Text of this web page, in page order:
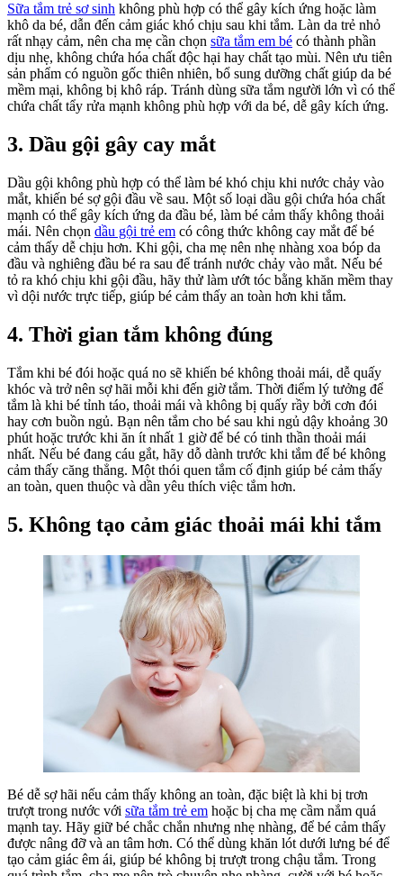
Sữa tắm trẻ sơ sinh không phù hợp có thể gây kích ứng hoặc làm
khô da bé, dẫn đến cảm giác khó chịu sau khi tắm. Làn da trẻ nhỏ
rất nhạy cảm, nên cha mẹ cần chọn sữa tắm em bé có thành phần
dịu nhẹ, không chứa hóa chất độc hại hay chất tạo mùi. Nên ưu tiên
sản phẩm có nguồn gốc thiên nhiên, bổ sung dưỡng chất giúp da bé
mềm mại, không bị khô ráp. Tránh dùng sữa tắm người lớn vì có thể
chứa chất tẩy rửa mạnh không phù hợp với da bé, dễ gây kích ứng.
3. Dầu gội gây cay mắt
Dầu gội không phù hợp có thể làm bé khó chịu khi nước chảy vào
mắt, khiến bé sợ gội đầu về sau. Một số loại dầu gội chứa hóa chất
mạnh có thể gây kích ứng da đầu bé, làm bé cảm thấy không thoải
mái. Nên chọn dầu gội trẻ em có công thức không cay mắt để bé
cảm thấy dễ chịu hơn. Khi gội, cha mẹ nên nhẹ nhàng xoa bóp da
đầu và nghiêng đầu bé ra sau để tránh nước chảy vào mắt. Nếu bé
tỏ ra khó chịu khi gội đầu, hãy thử làm ướt tóc bằng khăn mềm thay
vì dội nước trực tiếp, giúp bé cảm thấy an toàn hơn khi tắm.
4. Thời gian tắm không đúng
Tắm khi bé đói hoặc quá no sẽ khiến bé không thoải mái, dễ quấy
khóc và trở nên sợ hãi mỗi khi đến giờ tắm. Thời điểm lý tưởng để
tắm là khi bé tỉnh táo, thoải mái và không bị quấy rầy bởi cơn đói
hay cơn buồn ngủ. Bạn nên tắm cho bé sau khi ngủ dậy khoảng 30
phút hoặc trước khi ăn ít nhất 1 giờ để bé có tinh thần thoải mái
nhất. Nếu bé đang cáu gắt, hãy dỗ dành trước khi tắm để bé không
cảm thấy căng thẳng. Một thói quen tắm cố định giúp bé cảm thấy
an toàn, quen thuộc và dần yêu thích việc tắm hơn.
5. Không tạo cảm giác thoải mái khi tắm
Bé dễ sợ hãi nếu cảm thấy không an toàn, đặc biệt là khi bị trơn
trượt trong nước với sữa tắm trẻ em hoặc bị cha mẹ cầm nắm quá
mạnh tay. Hãy giữ bé chắc chắn nhưng nhẹ nhàng, để bé cảm thấy
được nâng đỡ và an tâm hơn. Có thể dùng khăn lót dưới lưng bé để
tạo cảm giác êm ái, giúp bé không bị trượt trong chậu tắm. Trong